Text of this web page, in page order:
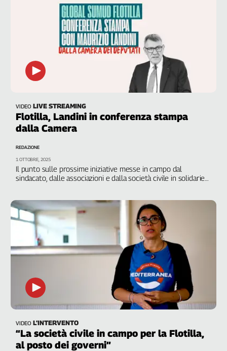
VIDEO LIVE STREAMING
Flotilla, Landini in conferenza stampa
dalla Camera
Il punto sulle prossime iniziative messe in campo dal
sindacato, dalle associazioni e dalla società civile in solidarietà
REDAZIONE
1 OTTOBRE, 2025
VIDEO L’INTERVENTO
“La società civile in campo per la Flotilla,
al posto dei governi”